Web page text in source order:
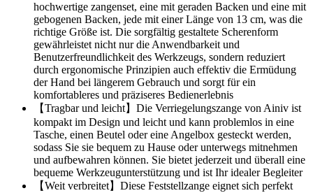
hochwertige zangenset, eine mit geraden Backen und eine mit
gebogenen Backen, jede mit einer Länge von 13 cm, was die
richtige Größe ist. Die sorgfältig gestaltete Scherenform
gewährleistet nicht nur die Anwendbarkeit und
Benutzerfreundlichkeit des Werkzeugs, sondern reduziert
durch ergonomische Prinzipien auch effektiv die Ermüdung
der Hand bei längerem Gebrauch und sorgt für ein
komfortableres und präziseres Bedienerlebnis
【Tragbar und leicht】Die Verriegelungszange von Ainiv ist
kompakt im Design und leicht und kann problemlos in eine
Tasche, einen Beutel oder eine Angelbox gesteckt werden,
sodass Sie sie bequem zu Hause oder unterwegs mitnehmen
und aufbewahren können. Sie bietet jederzeit und überall eine
bequeme Werkzeugunterstützung und ist Ihr idealer Begleiter
【Weit verbreitet】Diese Feststellzange eignet sich perfekt